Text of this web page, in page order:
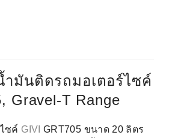
ามันติดรถมอเตอร์ไซค์
Gravel-T Range
ซค์ GIVI GRT705 ขนาด 20 ลิตร